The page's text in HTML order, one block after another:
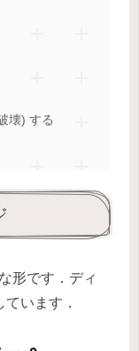
壊) する
形です．ディ
います．